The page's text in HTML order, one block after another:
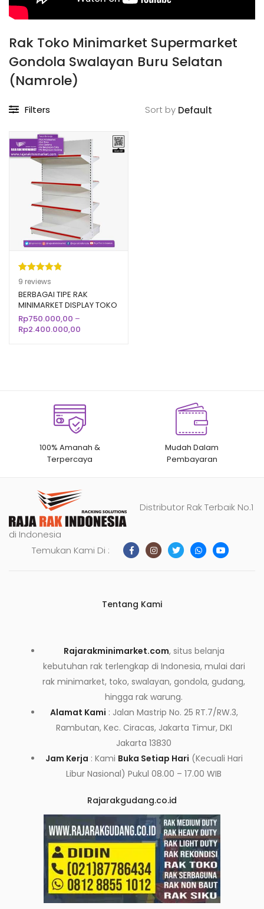
Rak Toko Minimarket Supermarket
Gondola Swalayan Buru Selatan
(Namrole)
Filters Sort by
Peringkat
4.89dari 5
berdasarka
n
9
penilaian
pelanggan
9 reviews
BERBAGAI TIPE RAK
MINIMARKET DISPLAY TOKO
SUPERMARKET MODERN
Rp750.000,00 –
Rp2.400.000,00
100% Amanah &
Terpercaya
Mudah Dalam
Pembayaran
Distributor Rak Terbaik No.1
di Indonesia
Temukan Kami Di :
Tentang Kami
Rajarakminimarket.com, situs belanja
kebutuhan rak terlengkap di Indonesia, mulai dari
rak minimarket, toko, swalayan, gondola, gudang,
hingga rak warung.
Alamat Kami : Jalan Mastrip No. 25 RT.7/RW.3,
Rambutan, Kec. Ciracas, Jakarta Timur, DKI
Jakarta 13830
Jam Kerja : Kami Buka Setiap Hari (Kecuali Hari
Libur Nasional) Pukul 08.00 – 17.00 WIB
Rajarakgudang.co.id